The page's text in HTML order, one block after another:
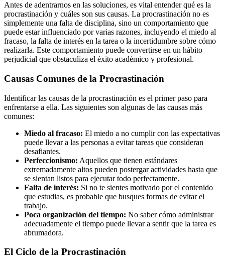
Antes de adentrarnos en las soluciones, es vital entender qué es la
procrastinación y cuáles son sus causas. La procrastinación no es
simplemente una falta de disciplina, sino un comportamiento que
puede estar influenciado por varias razones, incluyendo el miedo al
fracaso, la falta de interés en la tarea o la incertidumbre sobre cómo
realizarla. Este comportamiento puede convertirse en un hábito
perjudicial que obstaculiza el éxito académico y profesional.
Causas Comunes de la Procrastinación
Identificar las causas de la procrastinación es el primer paso para
enfrentarse a ella. Las siguientes son algunas de las causas más
comunes:
Miedo al fracaso: El miedo a no cumplir con las expectativas
puede llevar a las personas a evitar tareas que consideran
desafiantes.
Perfeccionismo: Aquellos que tienen estándares
extremadamente altos pueden postergar actividades hasta que
se sientan listos para ejecutar todo perfectamente.
Falta de interés: Si no te sientes motivado por el contenido
que estudias, es probable que busques formas de evitar el
trabajo.
Poca organización del tiempo: No saber cómo administrar
adecuadamente el tiempo puede llevar a sentir que la tarea es
abrumadora.
El Ciclo de la Procrastinación